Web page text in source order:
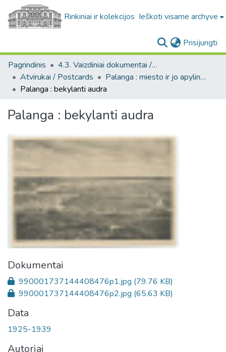
Rinkiniai ir kolekcijos Ieškoti visame archyve
Prisijungti
Pagrindinis
4.3. Vaizdiniai dokumentai / Visual documents
Atvirukai / Postcards
Palanga : miesto ir jo apylinkių fotografinių atvirukų kolekcija, [1890-1988]
Palanga : bekylanti audra
Palanga : bekylanti audra
Dokumentai
990001737144408476p1.jpg (79.76 KB)
990001737144408476p2.jpg (65.63 KB)
Data
1925-1939
Autoriai